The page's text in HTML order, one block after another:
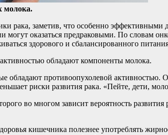
молока.
рака, заметив, что особенно эффективными
оказаться предраковыми. По словам
здорового и сбалансированного
обладают компоненты молока.
обладают противоопухолевой
риски развития рака. «Пейте, дети,
во многом зависит вероятность
кишечника полезнее употреблять